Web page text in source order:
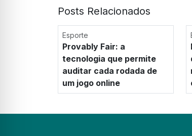
Posts Relacionados
Esporte
Provably Fair: a
tecnologia que permite
auditar cada rodada de
um jogo online